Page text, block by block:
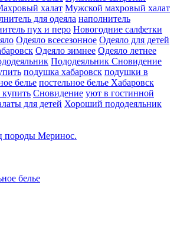
халат Мужской махровый халат
для одеяла наполнитель
пух и перо Новогодние салфетки
Одеяло всесезонное Одеяло для детей
Одеяло зимнее Одеяло летнее
Пододеяльник Сновидение
подушка хабаровск подушки в
белье постельное белье Хабаровск
Сновидение уют в гостинной
для детей Хороший пододеяльник
породы Меринос.
белье